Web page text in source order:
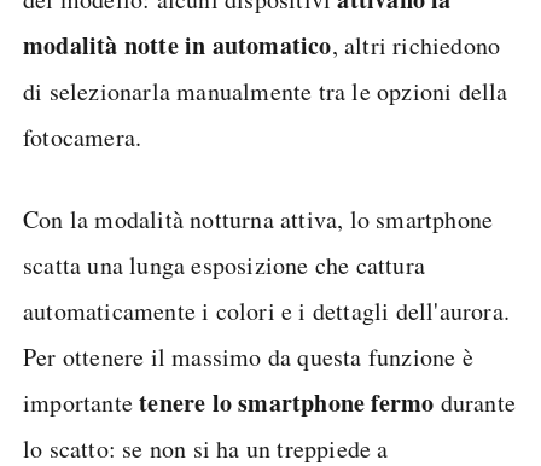
modalità notte in automatico, altri richiedono
di selezionarla manualmente tra le opzioni della
fotocamera.
Con la modalità notturna attiva, lo smartphone
scatta una lunga esposizione che cattura
automaticamente i colori e i dettagli dell'aurora.
Per ottenere il massimo da questa funzione è
importantetenere lo smartphone fermo durante
lo scatto: se non si ha un treppiede a